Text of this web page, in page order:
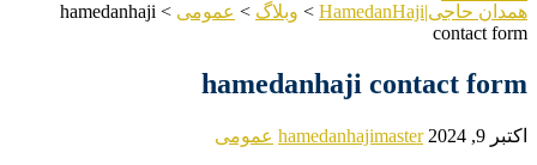
همدان حاجی|HamedanHaji > وبلاگ > عمومی >
hamedanhaji
contact form
hamedanhaji contact form
اکتبر 9, 2024 hamedanhajimaster عمومی